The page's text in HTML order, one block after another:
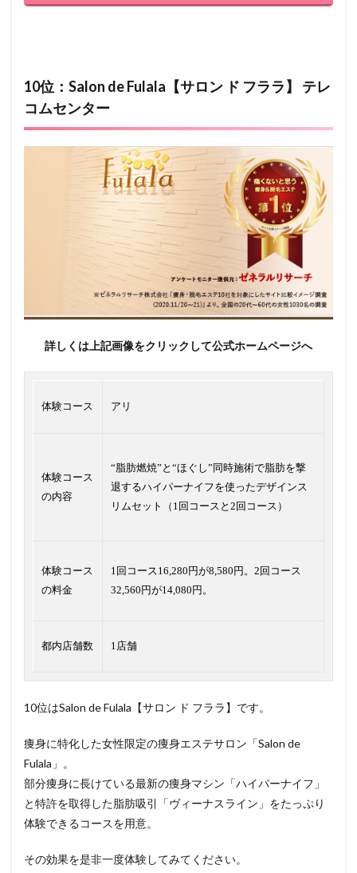
10位：Salon de Fulala【サロン ド フララ】 テレ
コムセンター
詳しくは上記画像をクリックして公式ホームページへ
体験コース アリ
体験コース
の内容
“脂肪燃焼”と“ほぐし”同時施術で脂肪を撃
退するハイパーナイフを使ったデザインス
リムセット（1回コースと2回コース）
体験コース
の料金
1回コース16,280円が8,580円。2回コース
32,560円が14,080円。
都内店舗数 1店舗
10位はSalon de Fulala【サロン ド フララ】です。
痩身に特化した女性限定の痩身エステサロン「Salon de
Fulala」。
部分痩身に長けている最新の痩身マシン「ハイパーナイフ」
と特許を取得した脂肪吸引「ヴィーナスライン」をたっぷり
体験できるコースを用意。
その効果を是非一度体験してみてください。